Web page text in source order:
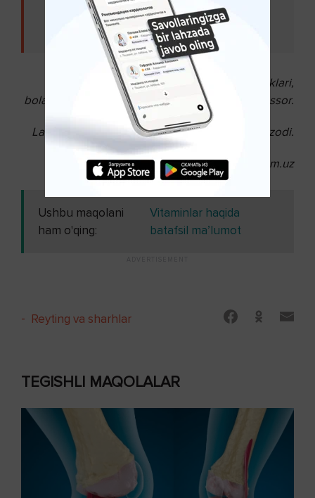
Ushbu maqolani ham o‘qing:
Siz qaysi
temperamentga mansubligingizni bilsazmi?
Yoqutxon MAJIDOVA,ToshPTI Asab kasalliklari,
bolalar asab kasalliklari kafedrasi mudiri, professor.
Latofat ZIYAXODJAYEVA,tibbiyot fanlari nomzodi.
"Sog‘lom avlod" gazetasi. Soglom.uz
Ushbu maqolani
ham o'qing:
Vitaminlar haqida
batafsil ma’lumot
- Reyting va sharhlar
TEGISHLI MAQOLALAR